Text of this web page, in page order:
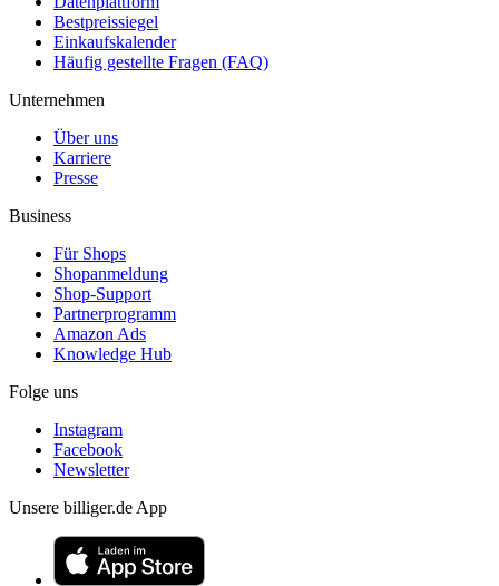
Bestpreissiegel
Einkaufskalender
Häufig gestellte Fragen (FAQ)
Unternehmen
Über uns
Karriere
Presse
Business
Für Shops
Shopanmeldung
Shop-Support
Partnerprogramm
Amazon Ads
Knowledge Hub
Folge uns
Instagram
Facebook
Newsletter
Unsere billiger.de App